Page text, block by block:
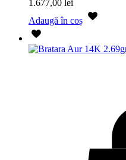
1.677,00 lei
Adaugă în coș